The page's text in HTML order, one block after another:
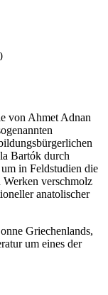
von Ahmet Adnan
Bartók durch
in Feldstudien die
verschmolz
anatolischer
Griechenlands,
um eines der